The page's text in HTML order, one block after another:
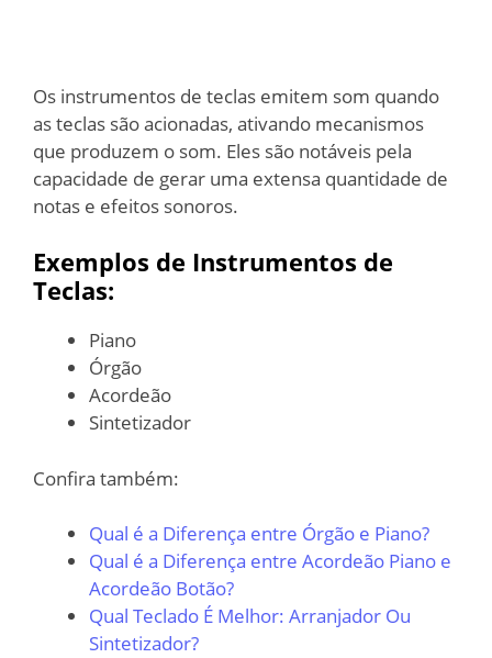
Os instrumentos de teclas emitem som quando
as teclas são acionadas, ativando mecanismos
que produzem o som. Eles são notáveis pela
capacidade de gerar uma extensa quantidade de
notas e efeitos sonoros.
Exemplos de Instrumentos de
Teclas:
Piano
Órgão
Acordeão
Sintetizador
Confira também:
Qual é a Diferença entre Órgão e Piano?
Qual é a Diferença entre Acordeão Piano e
Acordeão Botão?
Qual Teclado É Melhor: Arranjador Ou
Sintetizador?